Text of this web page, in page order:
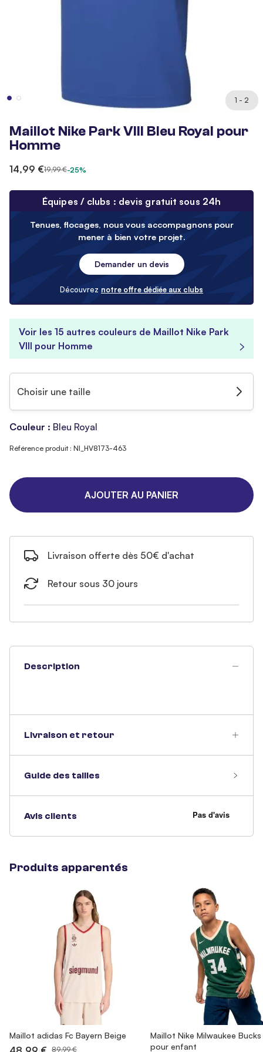
1 - 2
Maillot Nike Park VIII Bleu Royal pour
Homme
14,99 €19,99 €-25%
Équipes / clubs : devis gratuit sous 24h
Tenues, flocages, nous vous accompagnons pour
mener à bien votre projet.
Demander un devis
Découvrez notre offre dédiée aux clubs
Voir les 15 autres couleurs de Maillot Nike Park
VIII pour Homme
Choisir une taille
Couleur : Bleu Royal
Référence produit : NI_HV8173-463
AJOUTER AU PANIER
Livraison offerte dès 50€ d'achat
Retour sous 30 jours
Description
Livraison et retour
Guide des tailles
Avis clients
Produits apparentés
Maillot adidas Fc Bayern Beige
89,99 €
Maillot Nike Milwaukee
pour enfant